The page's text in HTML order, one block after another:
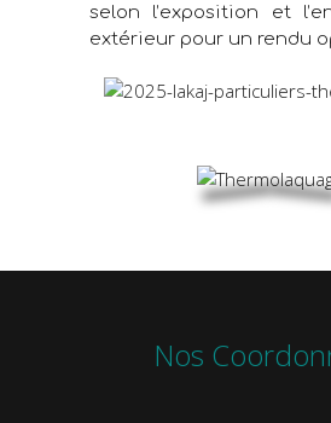
selon l’exposition et
extérieur pour un rendu
Nos